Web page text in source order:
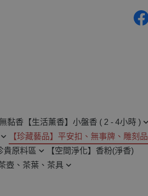
黏香 【生活薰香】小盤香 ( 2 - 4小時 )
2H 小盤香
4H 小盤香
【珍藏藝品】平安扣、無事牌、雕刻品
貴原料區
【空間淨化】香粉(淨香)
壺、茶葉、茶具